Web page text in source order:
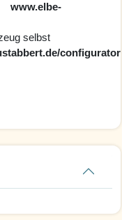
www.elbe-
selbst